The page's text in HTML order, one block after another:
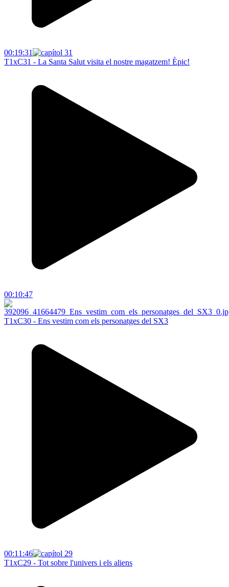
00:19:31
T1xC31 - La Santa Salut visita el nostre magatzem! Èpic!
00:10:47
T1xC30 - Ens vestim com els personatges del SX3
00:11:46
T1xC29 - Tot sobre l'univers i els aliens